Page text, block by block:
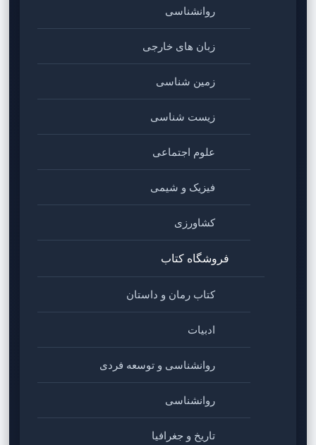
روانشناسی
زبان های خارجی
زمین شناسی
زیست شناسی
علوم اجتماعی
فیزیک و شیمی
کشاورزی
فروشگاه کتاب
کتاب رمان و داستان
ادبیات
روانشناسی و توسعه فردی
روانشناسی
تاریخ و جغرافیا